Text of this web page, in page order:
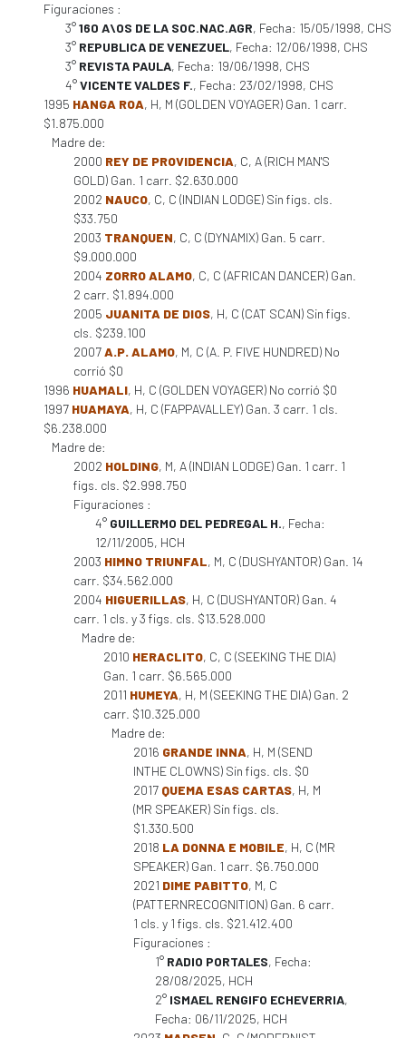
Figuraciones :
3°160 A\OS DE LA SOC.NAC.AGR, Fecha: 15/05/1998, CHS
3° REPUBLICA DE VENEZUEL, Fecha: 12/06/1998, CHS
3° REVISTA PAULA, Fecha: 19/06/1998, CHS
4°VICENTE VALDES F., Fecha: 23/02/1998, CHS
1995 HANGA ROA, H, M (GOLDEN VOYAGER) Gan. 1 carr.
$1.875.000
Madre de:
2000 REY DE PROVIDENCIA, C, A (RICH MAN'S
GOLD) Gan. 1 carr. $2.630.000
2002 NAUCO, C, C (INDIAN LODGE) Sin figs. cls.
$33.750
2003 TRANQUEN, C, C (DYNAMIX) Gan. 5 carr.
$9.000.000
2004 ZORRO ALAMO, C, C (AFRICAN DANCER) Gan.
2 carr. $1.894.000
2005 JUANITA DE DIOS, H, C (CAT SCAN) Sin figs.
cls. $239.100
2007A.P. ALAMO, M, C (A. P. FIVE HUNDRED) No
corrió $0
1996 HUAMALI, H, C (GOLDEN VOYAGER) No corrió $0
1997 HUAMAYA, H, C (FAPPAVALLEY) Gan. 3 carr. 1 cls.
$6.238.000
Madre de:
2002 HOLDING, M, A (INDIAN LODGE) Gan. 1 carr. 1
figs. cls. $2.998.750
Figuraciones :
4° GUILLERMO DEL PEDREGAL H., Fecha:
12/11/2005, HCH
2003 HIMNO TRIUNFAL, M, C (DUSHYANTOR) Gan. 14
carr. $34.562.000
2004 HIGUERILLAS, H, C (DUSHYANTOR) Gan. 4
carr. 1 cls. y 3 figs. cls. $13.528.000
Madre de:
2010 HERACLITO, C, C (SEEKING THE DIA)
Gan. 1 carr. $6.565.000
2011 HUMEYA, H, M (SEEKING THE DIA) Gan. 2
carr. $10.325.000
Madre de:
2016 GRANDE INNA, H, M (SEND
INTHE CLOWNS) Sin figs. cls. $0
2017 QUEMA ESAS CARTAS, H, M
(MR SPEAKER) Sin figs. cls.
$1.330.500
2018 LA DONNA E MOBILE, H, C (MR
SPEAKER) Gan. 1 carr. $6.750.000
2021 DIME PABITTO, M, C
(PATTERNRECOGNITION) Gan. 6 carr.
1 cls. y 1 figs. cls. $21.412.400
Figuraciones :
1° RADIO PORTALES, Fecha:
28/08/2025, HCH
2° ISMAEL RENGIFO ECHEVERRIA,
Fecha: 06/11/2025, HCH